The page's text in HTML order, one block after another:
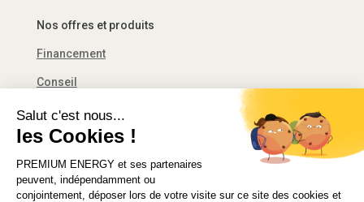
Salut c'est nous...
les Cookies !
PREMIUM ENERGY et ses partenaires
peuvent, indépendamment ou
conjointement, déposer lors de votre visite sur ce site des cookies et
Nos offres et produits
Financement
Conseil
Décret tertiaire
Financement
Solutions d’économie d’énergie